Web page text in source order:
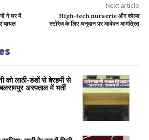
ने घर में
घायल
Next article
High-tech nurserie और कोल्ड
स्टोरेज के लिए अनुदान पर आवेदन आमंत्रित
को लाठी-डंडों से बेरहमी से
अस्पताल में भर्ती